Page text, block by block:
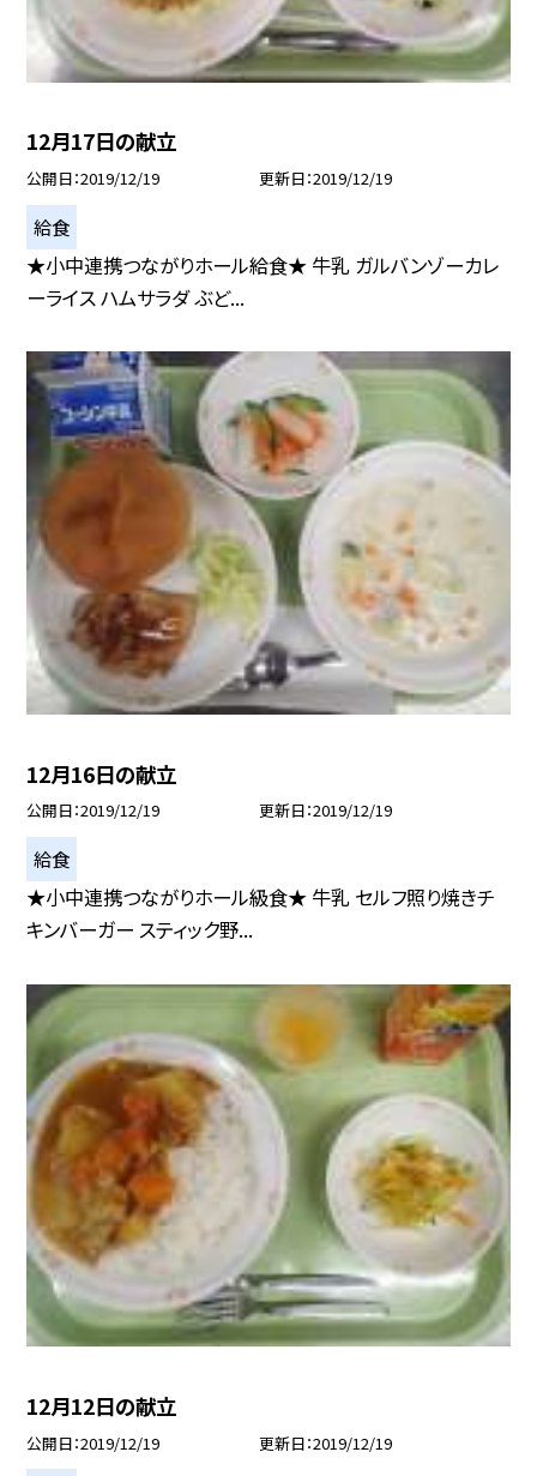
12月17日の献立
公開日 2019/12/19 更新日 2019/12/19
給食
★小中連携つながりホール給食★ 牛乳 ガルバンゾーカレ
ーライス ハムサラダ ぶど...
12月16日の献立
公開日 2019/12/19 更新日 2019/12/19
給食
★小中連携つながりホール級食★ 牛乳 セルフ照り焼きチ
キンバーガー スティック野...
12月12日の献立
公開日 2019/12/19 更新日 2019/12/19